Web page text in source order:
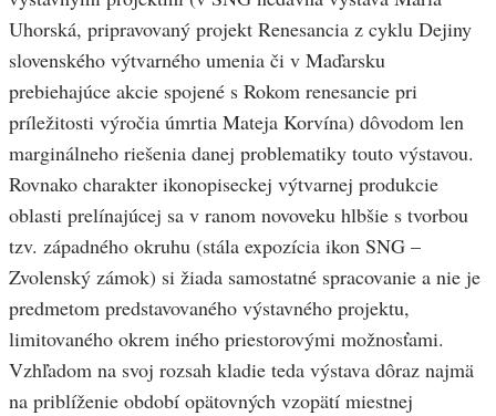
Uhorská, pripravovaný projekt Renesancia z cyklu Dejiny
slovenského výtvarného umenia či v Maďarsku
prebiehajúce akcie spojené s Rokom renesancie pri
príležitosti výročia úmrtia Mateja Korvína) dôvodom len
marginálneho riešenia danej problematiky touto výstavou.
Rovnako charakter ikonopiseckej výtvarnej produkcie
oblasti prelínajúcej sa v ranom novoveku hlbšie s tvorbou
tzv. západného okruhu (stála expozícia ikon SNG –
Zvolenský zámok) si žiada samostatné spracovanie a nie je
predmetom predstavovaného výstavného projektu,
limitovaného okrem iného priestorovými možnosťami.
Vzhľadom na svoj rozsah kladie teda výstava dôraz najmä
na priblíženie období opätovných vzopätí miestnej